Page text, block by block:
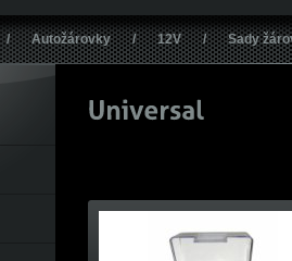
/ Autožárovky / 12V / Sady